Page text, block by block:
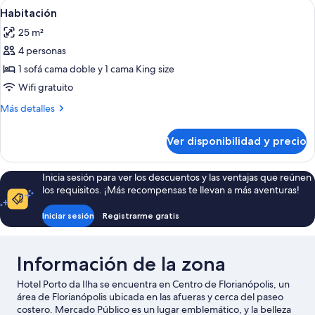
Ver
todas
las
fotos
de
Habitación
Minibar, caja de seguridad en la
6
Habitación
25 m²
4 personas
1 sofá cama doble y 1 cama King size
Wifi gratuito
Más detalles
Más
Ver disponibilidad y precio
Inicia sesión para ver los descuentos y las ventajas que reúnen
los requisitos. ¡Más recompensas te llevan a más aventuras!
Iniciar sesión Registrarme gratis
Información de la zona
Hotel Porto da Ilha se encuentra en Centro de Florianópolis, un
área de Florianópolis ubicada en las afueras y cerca del paseo
costero. Mercado Público es un lugar emblemático, y la belleza